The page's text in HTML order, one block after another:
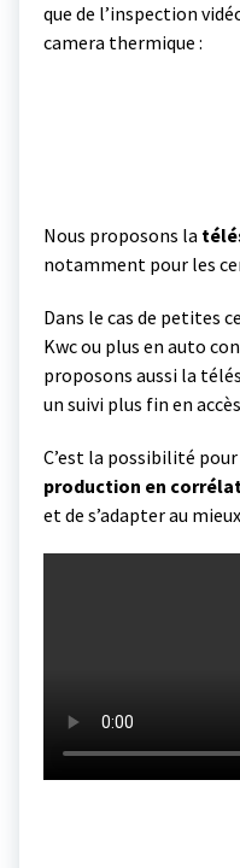
que de l’inspection
camera thermique :
Nous proposons la
notamment pour les
Dans le cas de petites
Kwc ou plus en auto
proposons aussi la
un suivi plus fin en
C’est la possibilité
production en
et de s’adapter au